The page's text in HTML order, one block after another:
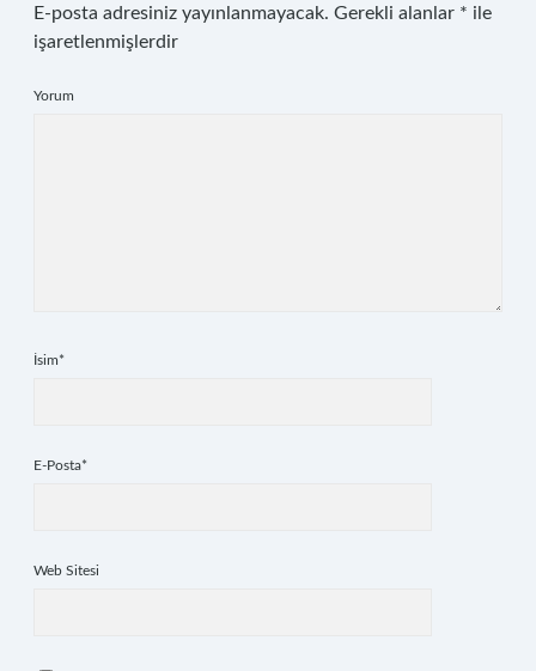
E-posta adresiniz yayınlanmayacak. Gerekli alanlar * ile
işaretlenmişlerdir
Yorum
İsim*
E-Posta*
Web Sitesi